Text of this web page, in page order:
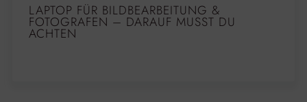
LAPTOP FÜR BILDBEARBEITUNG &
FOTOGRAFEN – DARAUF MUSST DU
ACHTEN